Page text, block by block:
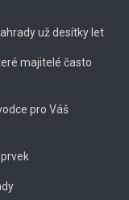
už desítky let
majitelé často
pro Váš